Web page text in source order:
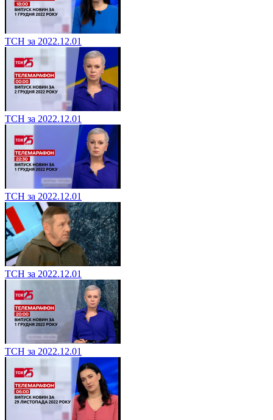
ТСН за 2022.12.01
ТСН за 2022.12.01
ТСН за 2022.12.01
ТСН за 2022.12.01
ТСН за 2022.12.01